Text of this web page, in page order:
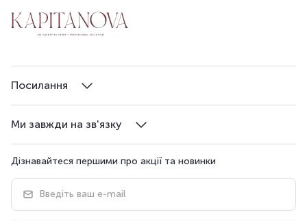
Ми завжди на зв'язку
Посилання
Дізнавайтеся першими про акції та новинки